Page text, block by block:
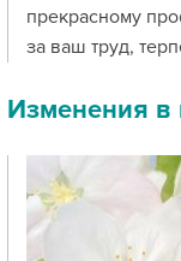
прекрасному
за ваш труд,
Изменения в